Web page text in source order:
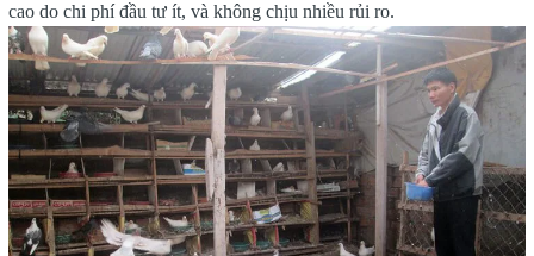
cao do chi phí đầu tư ít, và không chịu nhiều rủi ro.